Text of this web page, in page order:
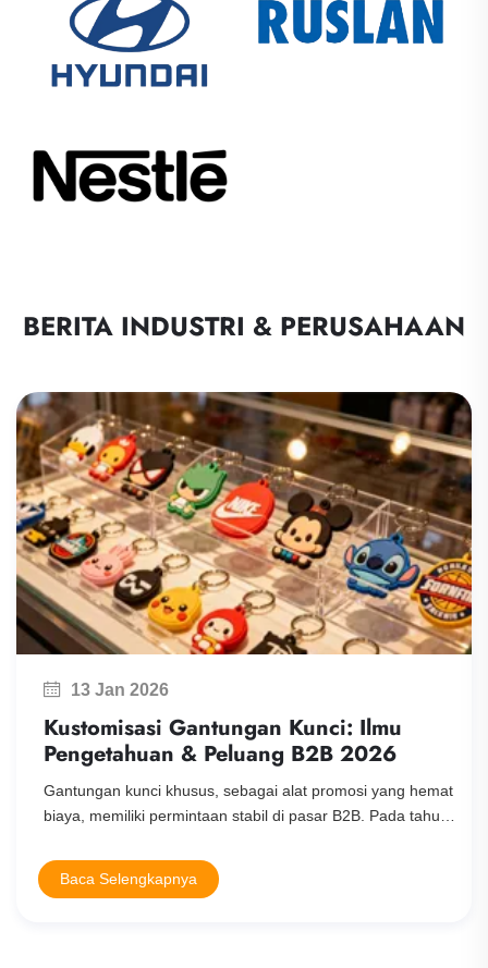
BERITA INDUSTRI & PERUSAHAAN
Jan 2026
Gantungan Kunci: Ilmu
& Peluang B2B 2026
kunci khusus, sebagai alat promosi yang hemat
memiliki permintaan stabil di pasar B2B. Pada tahun
dalamnya konsep ekonomi sirkular, pasar
gantungan kunci menunjukkan perubahan
Selengkapnya